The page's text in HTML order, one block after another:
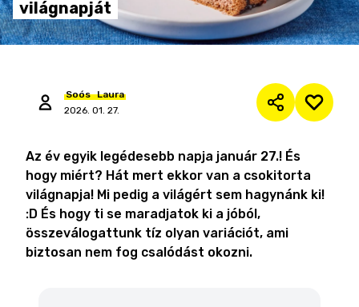
világnapját
Soós Laura
2026. 01. 27.
Az év egyik legédesebb napja január 27.! És
hogy miért? Hát mert ekkor van a csokitorta
világnapja! Mi pedig a világért sem hagynánk ki!
:D És hogy ti se maradjatok ki a jóból,
összeválogattunk tíz olyan variációt, ami
biztosan nem fog csalódást okozni.